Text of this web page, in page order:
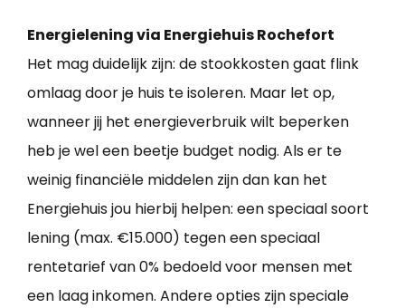
Energielening via Energiehuis Rochefort
Het mag duidelijk zijn: de stookkosten gaat flink
omlaag door je huis te isoleren. Maar let op,
wanneer jij het energieverbruik wilt beperken
heb je wel een beetje budget nodig. Als er te
weinig financiële middelen zijn dan kan het
Energiehuis jou hierbij helpen: een speciaal soort
lening (max. €15.000) tegen een speciaal
rentetarief van 0% bedoeld voor mensen met
een laag inkomen. Andere opties zijn speciale